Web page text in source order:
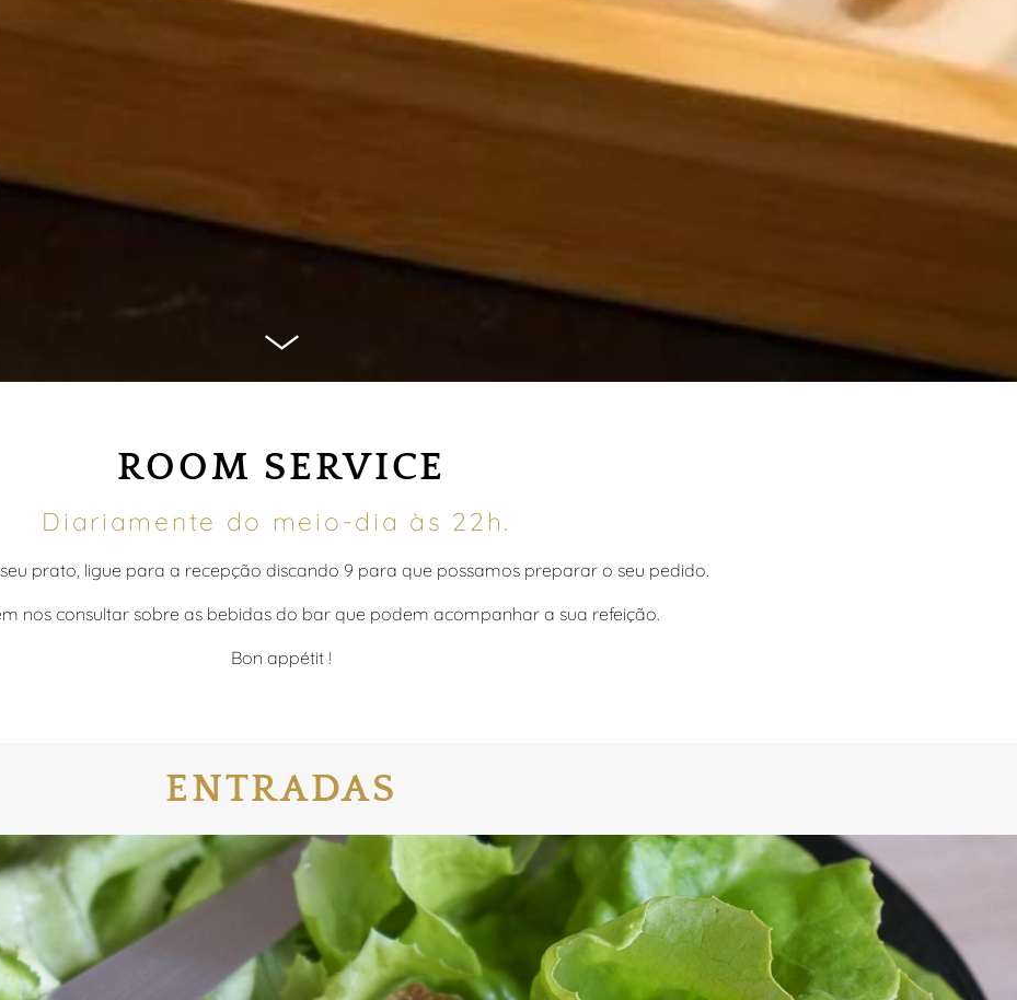
ROOM SERVICE
Diariamente do meio-dia às 22h.
prato, ligue para a recepção discando 9 para que possamos preparar o seu pedido.
nos consultar sobre as bebidas do bar que podem acompanhar a sua refeição.
Bon appétit !
ENTRADAS